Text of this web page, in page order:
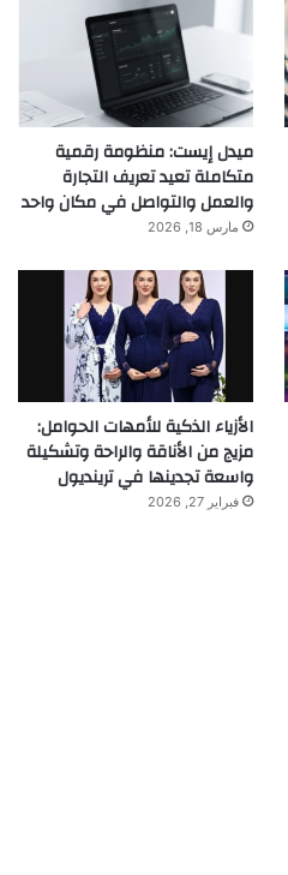
ميدل إيست: منظومة رقمية
متكاملة تعيد تعريف التجارة
والعمل والتواصل في مكان واحد
مارس 18, 2026
الأزياء الذكية للأمهات الحوامل:
مزيج من الأناقة والراحة وتشكيلة
واسعة تجدينها في ترينديول
فبراير 27, 2026